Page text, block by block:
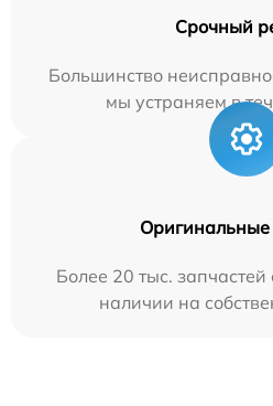
Срочный
Большинство
мы устраняем в
Оригинальные
Более 20 тыс. запчастей
наличии на